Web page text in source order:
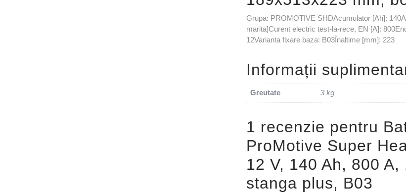
Grupa: PROMOTIVE SHDAcumulator [Ah]:
marita]Curent electric test-la-rece, EN [A]:
12Varianta fixare baza: B03Înaltime [mm]: 223
Informații
Greutate 3 kg
1 recenzie pentru
ProMotive Super
12 V, 140 Ah, 800
stanga plus, B03